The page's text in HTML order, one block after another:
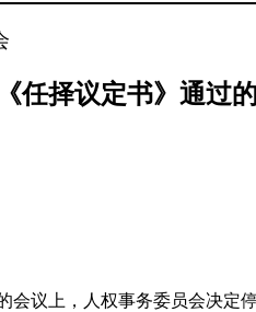
任择议定书》通过
会议上，人权事务委员会决定